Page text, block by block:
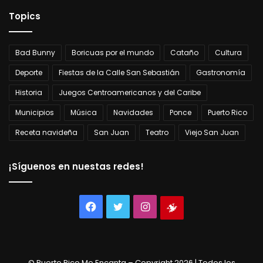
Topics
Bad Bunny Boricuas por el mundo Cataño
Cultura
Deporte
Fiestas de la Calle San Sebastián
Gastronomía
Historia
Juegos Centroamericanos y del Caribe
Municipios
Música Navidades Ponce
Puerto Rico
Receta navideña
San Juan Teatro Viejo San Juan
¡Síguenos en nuestas redes!
Facebook
TwitterInstagram